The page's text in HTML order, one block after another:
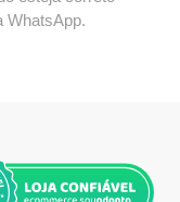
WhatsApp.